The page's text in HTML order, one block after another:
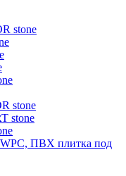
stone
stone
stone
ПВХ плитка под